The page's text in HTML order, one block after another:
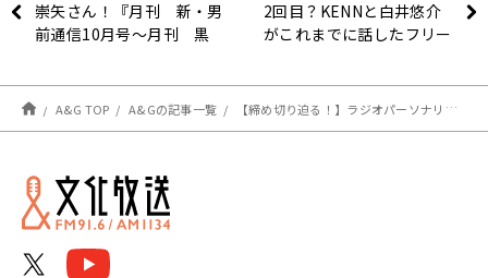
崇矢さん！『月刊 新・男
前通信10月号～月刊 黒
2回目？KENNと白井悠介
がこれまでに話したフリー
返る！～10月4日
「BUSTAFELLOWS
RADIO」
A&G TOP A&Gの記事一覧 【締め切り迫る！】ラジオパーソナリティ＆イベントD＆動画コース生徒募集中！【A＆Gアカデミー】